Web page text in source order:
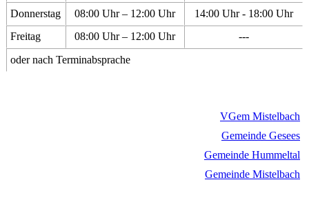
Donnerstag
08:00 Uhr – 12:00 Uhr
14:00 Uhr - 18:00 Uhr
Freitag
08:00 Uhr – 12:00 Uhr
---
oder nach Terminabsprache
VGem Mistelbach
Gemeinde Gesees
Gemeinde Hummeltal
Gemeinde Mistelbach